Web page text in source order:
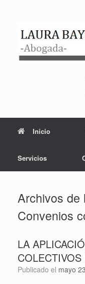
Inicio
Servicios
Archivos de
Convenios
LA
Publicado el mayo